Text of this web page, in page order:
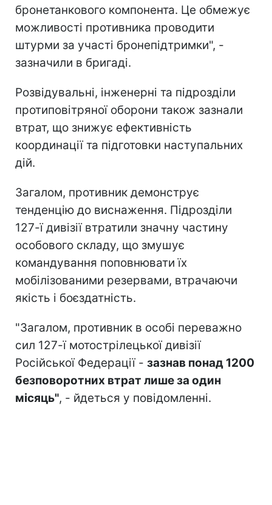
бронетанкового компонента. Це обмежує
можливості противника проводити
штурми за участі бронепідтримки", -
зазначили в бригаді.
Розвідувальні, інженерні та підрозділи
протиповітряної оборони також зазнали
втрат, що знижує ефективність
координації та підготовки наступальних
дій.
Загалом, противник демонструє
тенденцію до виснаження. Підрозділи
127-ї дивізії втратили значну частину
особового складу, що змушує
командування поповнювати їх
мобілізованими резервами, втрачаючи
якість і боєздатність.
"Загалом, противник в особі переважно
сил 127-ї мотострілецької дивізії
Російської Федерації - зазнав понад 1200
безповоротних втрат лише за один
місяць", - йдеться у повідомленні.